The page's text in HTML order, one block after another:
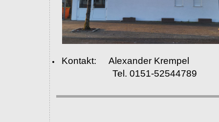
Kontakt: Alexander Krempel
Tel. 0151-52544789